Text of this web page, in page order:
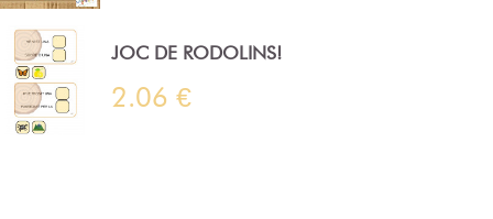
JOC DE RODOLINS!
2.06 €